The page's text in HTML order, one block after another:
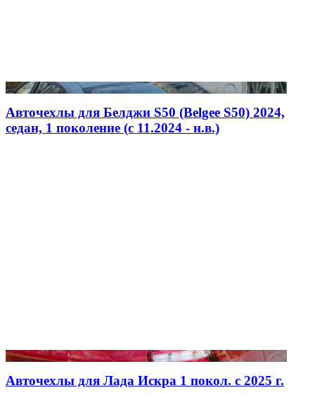
Авточехлы для Белджи S50 (Belgee S50) 2024,
седан, 1 поколение (c 11.2024 - н.в.)
Авточехлы для Лада Искра 1 покол. с 2025 г.